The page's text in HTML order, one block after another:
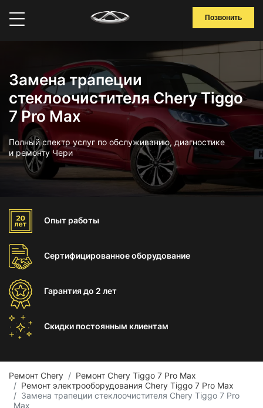
Позвонить
Замена трапеции
стеклоочистителя Chery Tiggo
7 Pro Max
Полный спектр услуг по обслуживанию, диагностике
и ремонту Чери
Опыт работы
Сертифицированноеоборудование
Гарантиядо 2 лет
Скидки постоянным клиентам
Ремонт Chery
Ремонт Chery Tiggo 7 Pro Max
Ремонт электрооборудования Chery Tiggo 7 Pro Max
Замена трапеции стеклоочистителя Chery Tiggo 7 Pro
Max